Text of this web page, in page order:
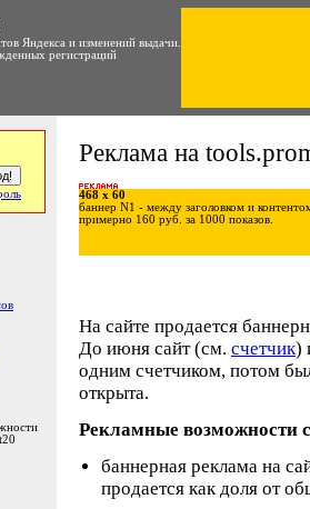
Яндекса и изменений выдачи.
регистраций
Реклама на
468 x 60
баннер N1 - между заголовком и
примерно 160 руб. за 1000 показов.
На сайте продается
До июня сайт (см. счетчик)
одним счетчиком, потом
открыта.
Рекламные возможности
баннерная реклама на
продается как доля от